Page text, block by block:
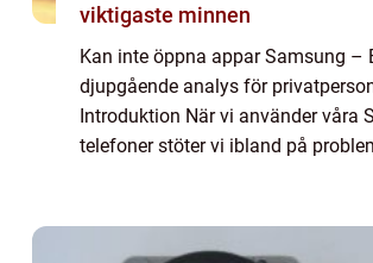
viktigaste minnen
Kan inte öppna appar Samsung –
djupgående analys för
Introduktion När vi använder våra
telefoner stöter vi ibland på